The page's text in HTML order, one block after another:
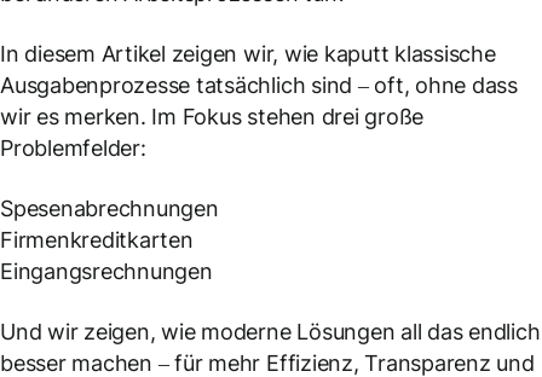
In diesem Artikel zeigen wir, wie kaputt klassische
Ausgabenprozesse tatsächlich sind – oft, ohne dass
wir es merken. Im Fokus stehen drei große
Problemfelder:
Spesenabrechnungen
Firmenkreditkarten
Eingangsrechnungen
Und wir zeigen, wie moderne Lösungen all das endlich
besser machen – für mehr Effizienz, Transparenz und